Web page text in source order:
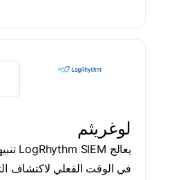
لوغريثم
في الوقت الفعلي لاكتشاف